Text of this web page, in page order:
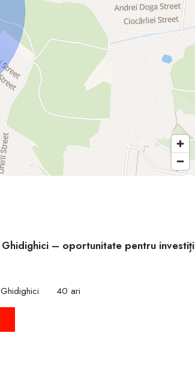
– oportunitate pentru
Ghidighici 40 ari